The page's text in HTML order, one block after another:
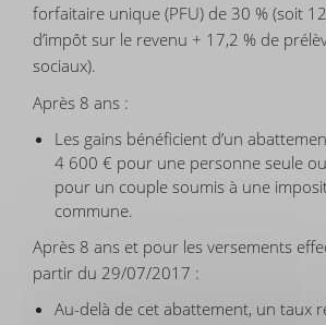
forfaitaire unique (PFU) de 30 % (soit
d’impôt sur le revenu + 17,2 % de
sociaux).
Après 8 ans :
Les gains bénéficient d’un
4 600 € pour une personne seule
pour un couple soumis à une
commune.
Après 8 ans et pour les versements
partir du 29/07/2017 :
Au-delà de cet abattement, un taux